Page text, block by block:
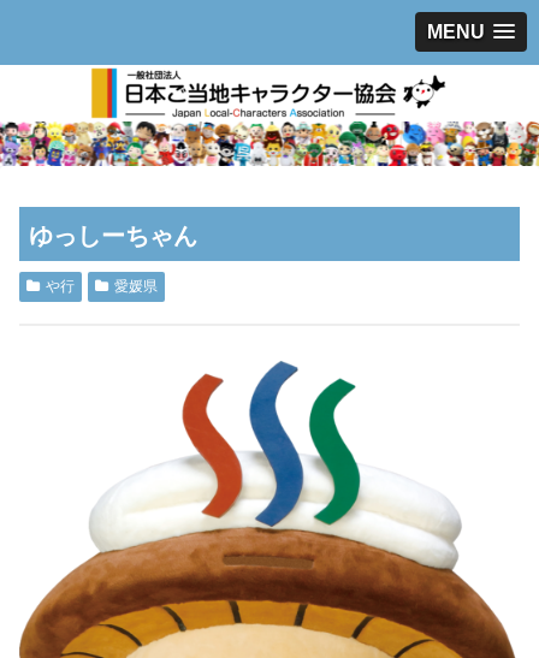
MENU
ゆっしーちゃん
や行 愛媛県